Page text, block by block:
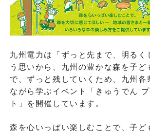
九州電力は「ずっと先まで、明るく
う思いから、九州の豊かな森を子ど
で、ずっと残していくため、九州各
ながら学ぶイベント「きゅうでん
ト」を開催しています。
森を心いっぱい楽しむことで、子ど